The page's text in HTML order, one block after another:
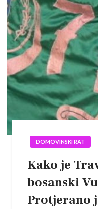
DOMOVINSKI RAT
Kako je
bosanski
Protjerano